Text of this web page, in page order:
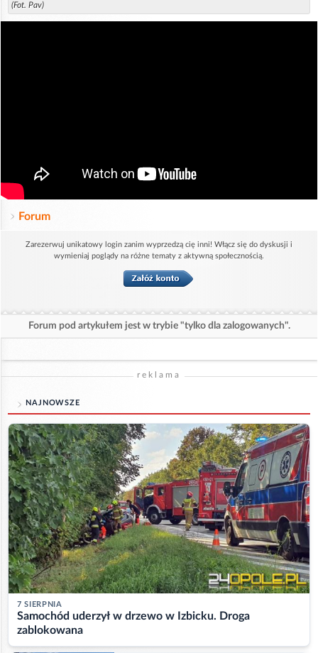
(Fot. Pav)
Forum
Zarezerwuj unikatowy login zanim wyprzedzą cię inni! Włącz się do dyskusji i
wymieniaj poglądy na różne tematy z aktywną społecznością.
Forum pod artykułem jest w trybie "tylko dla zalogowanych".
reklama
NAJNOWSZE
7 SIERPNIA
Samochód uderzył w drzewo w Izbicku. Droga
zablokowana